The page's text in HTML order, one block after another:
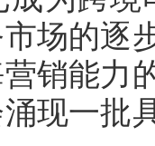
场的逐
销能力
现一批